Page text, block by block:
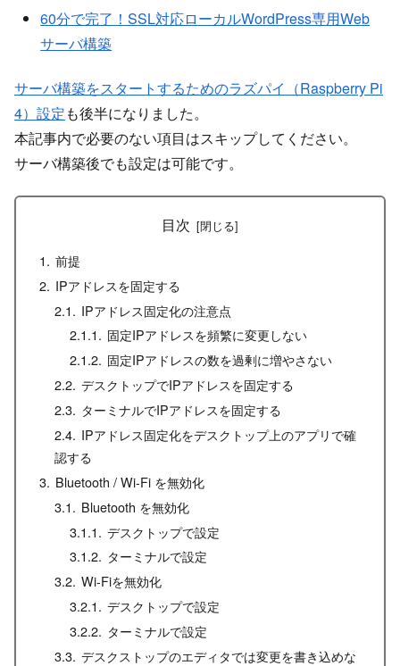
60分で完了！SSL対応ローカルWordPress専用Web
サーバ構築
サーバ構築をスタートするためのラズパイ（Raspberry Pi
4）設定も後半になりました。
本記事内で必要のない項目はスキップしてください。
サーバ構築後でも設定は可能です。
目次
前提
IPアドレスを固定する
IPアドレス固定化の注意点
固定IPアドレスを頻繁に変更しない
固定IPアドレスの数を過剰に増やさない
デスクトップでIPアドレスを固定する
ターミナルでIPアドレスを固定する
IPアドレス固定化をデスクトップ上のアプリで確
認する
Bluetooth / Wi-Fi を無効化
Bluetooth を無効化
デスクトップで設定
ターミナルで設定
Wi-Fiを無効化
デスクトップで設定
ターミナルで設定
デスクストップのエディタでは変更を書き込めな